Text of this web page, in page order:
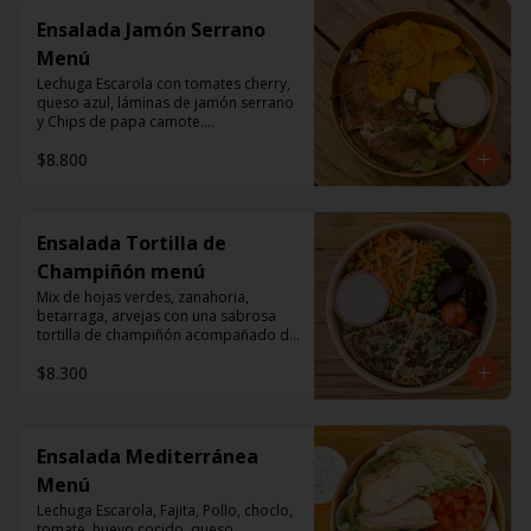
Ensalada Jamón Serrano
Menú
Lechuga Escarola con tomates cherry,
queso azul, láminas de jamón serrano
y Chips de papa camote.
$8.800
Ensalada Tortilla de
Champiñón menú
Mix de hojas verdes, zanahoria,
betarraga, arvejas con una sabrosa
tortilla de champiñón acompañado de
limón, sal, cúrcuma, comino y
$8.300
Ensalada Mediterránea
Menú
Lechuga Escarola, Fajita, Pollo, choclo,